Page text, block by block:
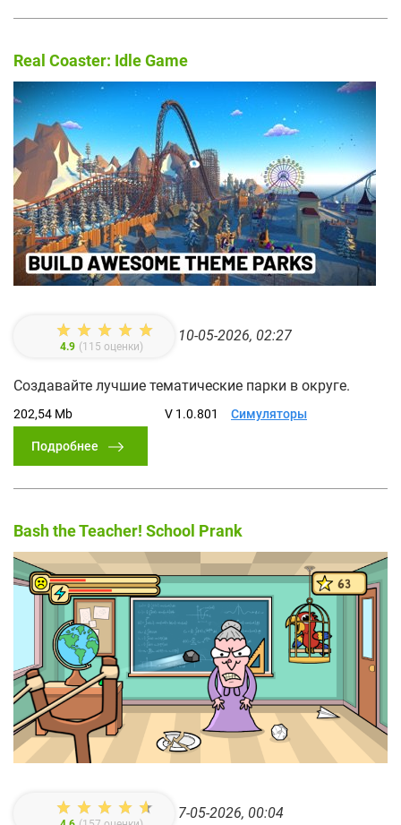
Real Coaster: Idle Game
4.9 (115 оценки)
10-05-2026, 02:27
Создавайте лучшие тематические парки в округе.
202,54 Mb V 1.0.801 Симуляторы
Подробнее
Bash the Teacher! School Prank
7-05-2026, 00:04